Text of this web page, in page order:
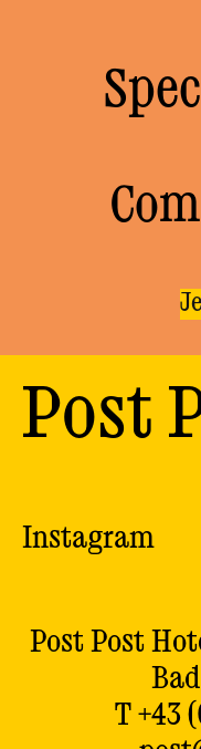
Post
Instagram
Post Post
T +43